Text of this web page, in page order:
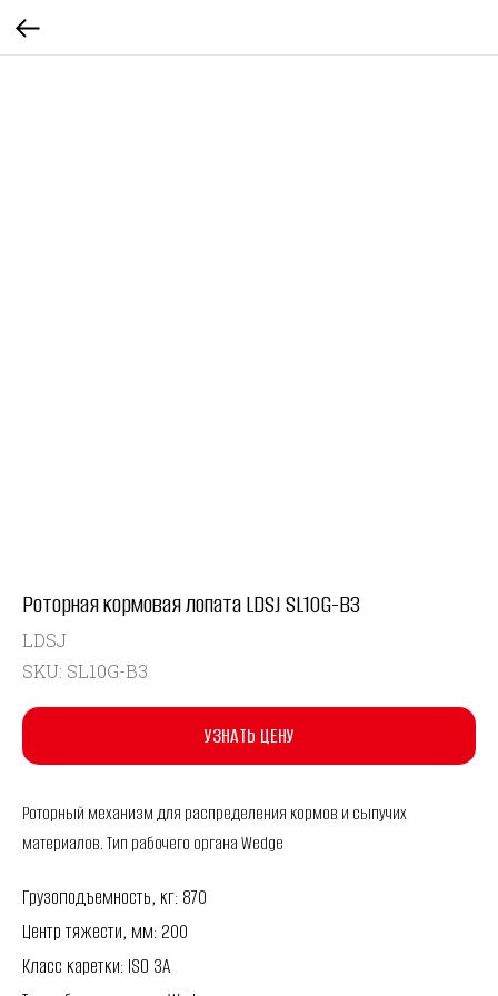
Роторная кормовая лопата LDSJ SL10G-B3
LDSJ
SKU: SL10G-B3
УЗНАТЬ ЦЕНУ
Роторный механизм для распределения кормов и сыпучих
материалов. Тип рабочего органа Wedge
Грузоподъемность, кг: 870
Центр тяжести, мм: 200
Класс каретки: ISO 3A